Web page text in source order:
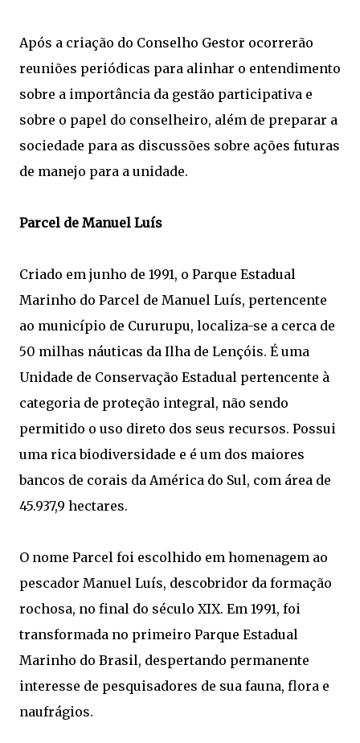
Após a criação do Conselho Gestor ocorrerão
reuniões periódicas para alinhar o entendimento
sobre a importância da gestão participativa e
sobre o papel do conselheiro, além de preparar a
sociedade para as discussões sobre ações futuras
de manejo para a unidade.
Parcel de Manuel Luís
Criado em junho de 1991, o Parque Estadual
Marinho do Parcel de Manuel Luís, pertencente
ao município de Cururupu, localiza-se a cerca de
50 milhas náuticas da Ilha de Lençóis. É uma
Unidade de Conservação Estadual pertencente à
categoria de proteção integral, não sendo
permitido o uso direto dos seus recursos. Possui
uma rica biodiversidade e é um dos maiores
bancos de corais da América do Sul, com área de
45.937,9 hectares.
O nome Parcel foi escolhido em homenagem ao
pescador Manuel Luís, descobridor da formação
rochosa, no final do século XIX. Em 1991, foi
transformada no primeiro Parque Estadual
Marinho do Brasil, despertando permanente
interesse de pesquisadores de sua fauna, flora e
naufrágios.